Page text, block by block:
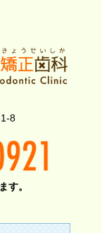
8
す。